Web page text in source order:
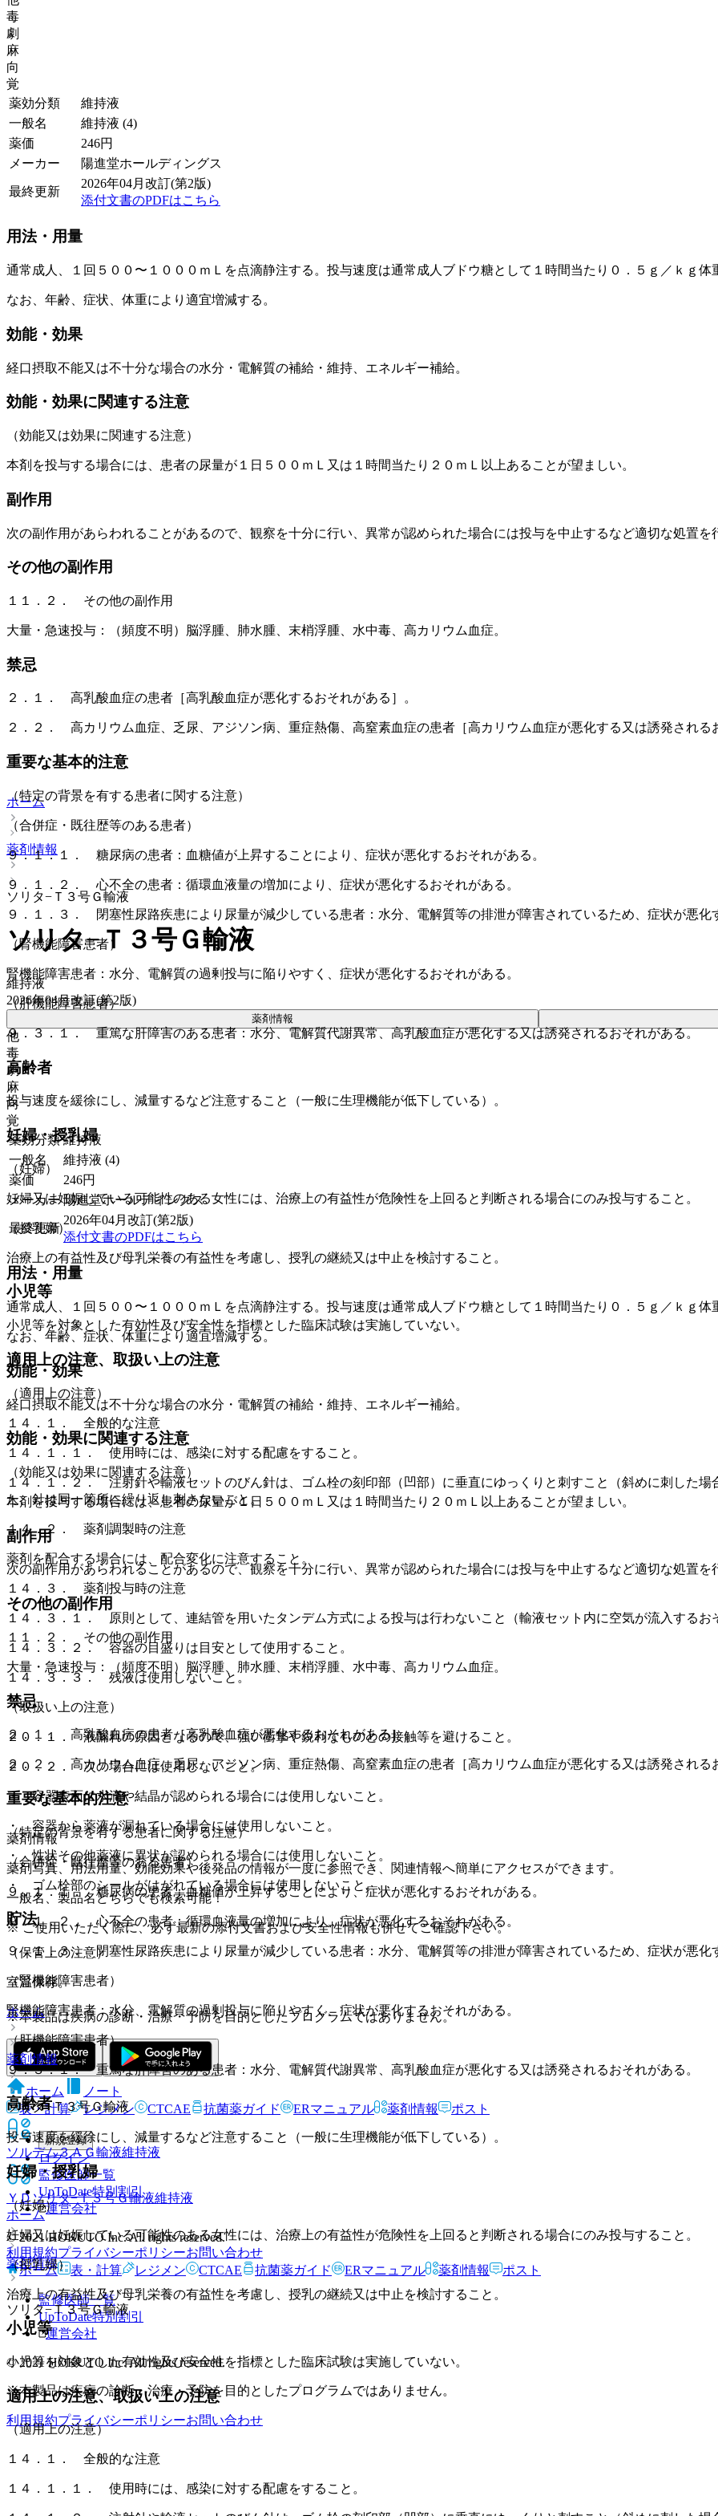
毒
劇
麻
向
覚
薬効分類
維持液
一般名
維持液 (4)
薬価
246円
メーカー
陽進堂ホールディングス
最終更新
2026年04月改訂(第2版)
添付文書のPDFはこちら
用法・用量
通常成人、１回５００〜１０００ｍＬを点滴静注する。投与速度は通常成人ブドウ糖として１時間当たり０．５ｇ／ｋｇ体
なお、年齢、症状、体重により適宜増減する。
効能・効果
経口摂取不能又は不十分な場合の水分・電解質の補給・維持、エネルギー補給。
効能・効果に関連する注意
（効能又は効果に関連する注意）
本剤を投与する場合には、患者の尿量が１日５００ｍＬ又は１時間当たり２０ｍＬ以上あることが望ましい。
副作用
次の副作用があらわれることがあるので、観察を十分に行い、異常が認められた場合には投与を中止するなど適切な処置を
その他の副作用
１１．２． その他の副作用
大量・急速投与：（頻度不明）脳浮腫、肺水腫、末梢浮腫、水中毒、高カリウム血症。
禁忌
２．１． 高乳酸血症の患者［高乳酸血症が悪化するおそれがある］。
２．２． 高カリウム血症、乏尿、アジソン病、重症熱傷、高窒素血症の患者［高カリウム血症が悪化する又は誘発される
重要な基本的注意
（特定の背景を有する患者に関する注意）
（合併症・既往歴等のある患者）
９．１．１． 糖尿病の患者：血糖値が上昇することにより、症状が悪化するおそれがある。
９．１．２． 心不全の患者：循環血液量の増加により、症状が悪化するおそれがある。
９．１．３． 閉塞性尿路疾患により尿量が減少している患者：水分、電解質等の排泄が障害されているため、症状が悪化
（腎機能障害患者）
腎機能障害患者：水分、電解質の過剰投与に陥りやすく、症状が悪化するおそれがある。
（肝機能障害患者）
９．３．１． 重篤な肝障害のある患者：水分、電解質代謝異常、高乳酸血症が悪化する又は誘発されるおそれがある。
高齢者
投与速度を緩徐にし、減量するなど注意すること（一般に生理機能が低下している）。
妊婦・授乳婦
（妊婦）
妊婦又は妊娠している可能性のある女性には、治療上の有益性が危険性を上回ると判断される場合にのみ投与すること。
（授乳婦）
治療上の有益性及び母乳栄養の有益性を考慮し、授乳の継続又は中止を検討すること。
小児等
小児等を対象とした有効性及び安全性を指標とした臨床試験は実施していない。
適用上の注意、取扱い上の注意
（適用上の注意）
１４．１． 全般的な注意
１４．１．１． 使用時には、感染に対する配慮をすること。
１４．１．２． 注射針や輸液セットのびん針は、ゴム栓の刻印部（凹部）に垂直にゆっくりと刺すこと（斜めに刺した
た、針は同一箇所に繰り返し刺さないこと。
１４．２． 薬剤調製時の注意
薬剤を配合する場合には、配合変化に注意すること。
１４．３． 薬剤投与時の注意
１４．３．１． 原則として、連結管を用いたタンデム方式による投与は行わないこと（輸液セット内に空気が流入するお
１４．３．２． 容器の目盛りは目安として使用すること。
１４．３．３． 残液は使用しないこと。
（取扱い上の注意）
２０．１． 液漏れの原因となるので、強い衝撃や鋭利なものとの接触等を避けること。
２０．２． 次の場合には使用しないこと。
・ 容器表面に水滴や結晶が認められる場合には使用しないこと。
・ 容器から薬液が漏れている場合には使用しないこと。
・ 性状その他薬液に異状が認められる場合には使用しないこと。
・ ゴム栓部のシールがはがれている場合には使用しないこと。
貯法
（保管上の注意）
室温保存。
ホーム
薬剤情報
ソリタ−Ｔ３号Ｇ輸液
ソルデム３ＡＧ輸液維持液
ＹＤソリタ−Ｔ３号Ｇ輸液維持液
ホーム
薬剤情報
ソリタ−Ｔ３号Ｇ輸液
ホーム
薬剤情報
ソリタ−Ｔ３号Ｇ輸液
ソリタ−Ｔ３号Ｇ輸液
維持液
2026年04月改訂(第2版)
薬剤情報
他
毒
劇
麻
向
覚
薬効分類 維持液
一般名
維持液 (4)
薬価
246円
メーカー 陽進堂ホールディングス
最終更新
2026年04月改訂(第2版)
添付文書のPDFはこちら
用法・用量
通常成人、１回５００〜１０００ｍＬを点滴静注する。投与速度は通常成人ブドウ糖として１時間当たり０．５ｇ／ｋｇ体
なお、年齢、症状、体重により適宜増減する。
効能・効果
経口摂取不能又は不十分な場合の水分・電解質の補給・維持、エネルギー補給。
効能・効果に関連する注意
（効能又は効果に関連する注意）
本剤を投与する場合には、患者の尿量が１日５００ｍＬ又は１時間当たり２０ｍＬ以上あることが望ましい。
副作用
次の副作用があらわれることがあるので、観察を十分に行い、異常が認められた場合には投与を中止するなど適切な処置を
その他の副作用
１１．２． その他の副作用
大量・急速投与：（頻度不明）脳浮腫、肺水腫、末梢浮腫、水中毒、高カリウム血症。
禁忌
２．１． 高乳酸血症の患者［高乳酸血症が悪化するおそれがある］。
２．２． 高カリウム血症、乏尿、アジソン病、重症熱傷、高窒素血症の患者［高カリウム血症が悪化する又は誘発される
重要な基本的注意
（特定の背景を有する患者に関する注意）
（合併症・既往歴等のある患者）
９．１．１． 糖尿病の患者：血糖値が上昇することにより、症状が悪化するおそれがある。
９．１．２． 心不全の患者：循環血液量の増加により、症状が悪化するおそれがある。
９．１．３． 閉塞性尿路疾患により尿量が減少している患者：水分、電解質等の排泄が障害されているため、症状が悪化
（腎機能障害患者）
腎機能障害患者：水分、電解質の過剰投与に陥りやすく、症状が悪化するおそれがある。
（肝機能障害患者）
９．３．１． 重篤な肝障害のある患者：水分、電解質代謝異常、高乳酸血症が悪化する又は誘発されるおそれがある。
高齢者
投与速度を緩徐にし、減量するなど注意すること（一般に生理機能が低下している）。
妊婦・授乳婦
（妊婦）
妊婦又は妊娠している可能性のある女性には、治療上の有益性が危険性を上回ると判断される場合にのみ投与すること。
（授乳婦）
治療上の有益性及び母乳栄養の有益性を考慮し、授乳の継続又は中止を検討すること。
小児等
小児等を対象とした有効性及び安全性を指標とした臨床試験は実施していない。
適用上の注意、取扱い上の注意
（適用上の注意）
１４．１． 全般的な注意
１４．１．１． 使用時には、感染に対する配慮をすること。
薬剤情報
薬剤写真、用法用量、効能効果や後発品の情報が一度に参照でき、関連情報へ簡単にアクセスができます。
一般名、製品名どちらでも検索可能！
※ ご使用いただく際に、必ず最新の添付文書および安全性情報も併せてご確認下さい。
※本製品は疾病の診断・治療・予防を目的としたプログラムではありません。
ホーム
ノート
表・計算
レジメン CTCAE 抗菌薬ガイド ERマニュアル 薬剤情報 ポスト
新規登録
ログイン
監修医師一覧
UpToDate特別割引
運営会社
© 2021 HOKUTO Inc. All rights reserved.
利用規約プライバシーポリシーお問い合わせ
ホーム
表・計算 レジメン CTCAE 抗菌薬ガイド ERマニュアル 薬剤情報 ポスト
監修医師一覧
UpToDate特別割引
運営会社
© 2021 HOKUTO Inc. All rights reserved.
※本製品は疾病の診断・治療・予防を目的としたプログラムではありません。
利用規約プライバシーポリシーお問い合わせ